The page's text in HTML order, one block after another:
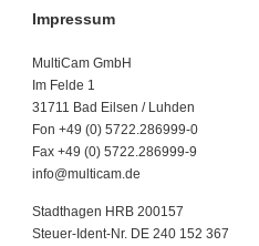
Impressum
MultiCam GmbH
Im Felde 1
31711 Bad Eilsen / Luhden
Fon +49 (0) 5722.286999-0
Fax +49 (0) 5722.286999-9
info@multicam.de
Stadthagen HRB 200157
Steuer-Ident-Nr. DE 240 152 367